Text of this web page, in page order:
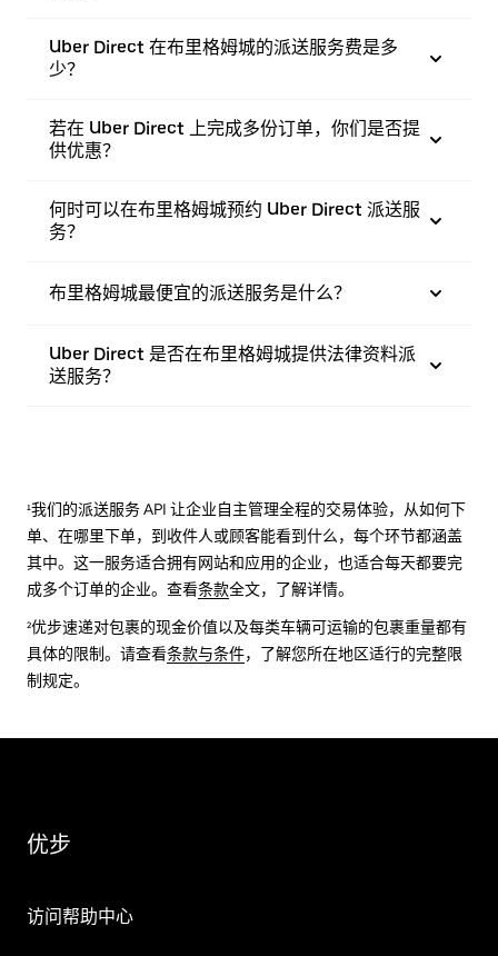
Uber Direct 在布里格姆城的派送服务费是多
少？
若在 Uber Direct 上完成多份订单，你们是否提
供优惠？
何时可以在布里格姆城预约 Uber Direct 派送服
务？
布里格姆城最便宜的派送服务是什么？
Uber Direct 是否在布里格姆城提供法律资料派
送服务？
¹我们的派送服务 API 让企业自主管理全程的交易体验，从如何下
单、在哪里下单，到收件人或顾客能看到什么，每个环节都涵盖
其中。这一服务适合拥有网站和应用的企业，也适合每天都要完
成多个订单的企业。查看条款全文，了解详情。
²优步速递对包裹的现金价值以及每类车辆可运输的包裹重量都有
具体的限制。请查看条款与条件，了解您所在地区适行的完整限
制规定。
优步
访问帮助中心